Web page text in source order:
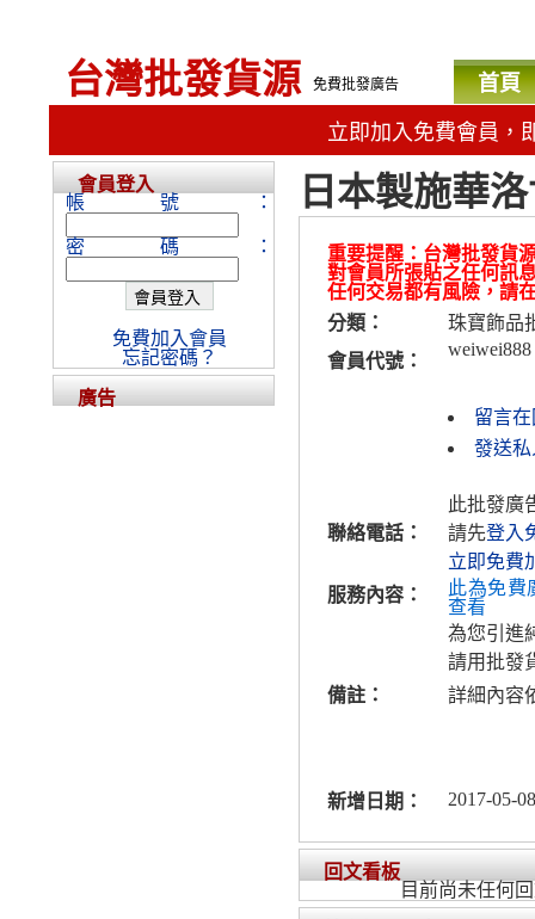
台灣批發貨源 免費批發廣告 首頁
立即加入免費會員，
日本製施華
重要提醒：台灣批發貨
對會員所張貼之任何訊
任何交易都有風險，請
分類：
珠寶飾品
會員代號：
weiwei888
留言
發送私
聯絡電話：
此批發廣
請先登入
立即免費
服務內容：
此為免費
查看
為您引進
請用批發
備註：
詳細內容
新增日期： 2017-05-
回文看板
目前尚未任何
會員登入
帳號：
密碼：
免費加入會員
忘記密碼？
廣告